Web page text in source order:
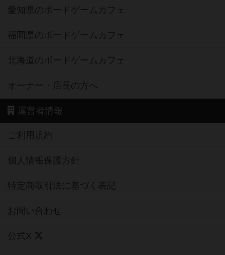
愛知県のボードゲームカフェ
福岡県のボードゲームカフェ
北海道のボードゲームカフェ
オーナー・店長の方へ
運営者情報
ご利用規約
個人情報保護方針
特定商取引法に基づく表記
お問い合わせ
公式X